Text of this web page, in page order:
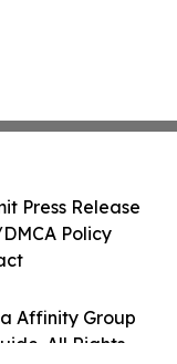
Affinity Group
All Rights
Press Release
Policy